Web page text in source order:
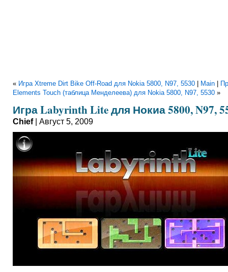
« Игра Xtreme Dirt Bike Off-Road для Nokia 5800, N97, 5530 Main
Elements Touch (таблица Менделеева) для Nokia 5800, N97, 5530 »
Игра Labyrinth Lite для Нокиа 5800, N97,
Chief| Август 5, 2009